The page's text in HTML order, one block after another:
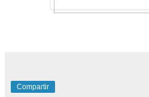
Compartir